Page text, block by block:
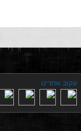
עקוב אחרינו